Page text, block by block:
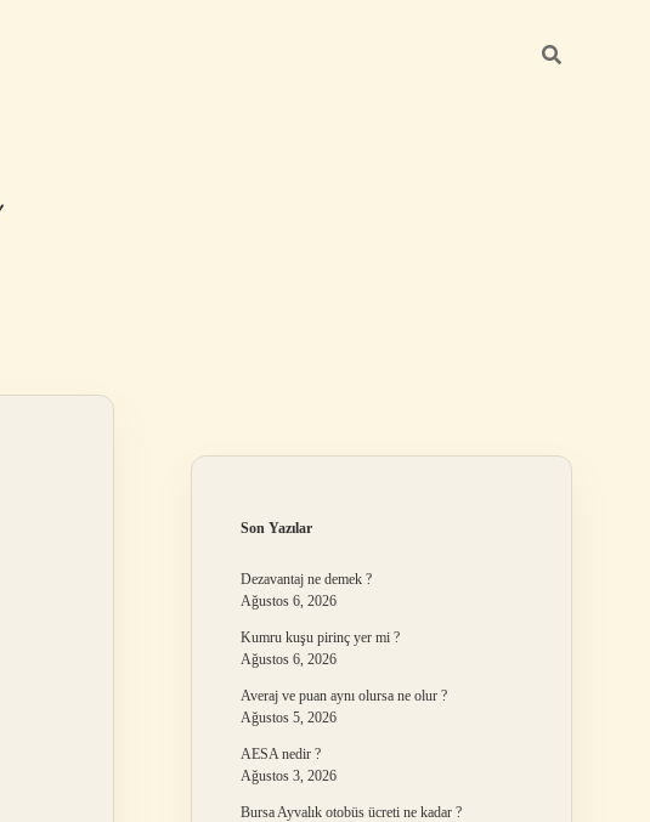
Son Yazılar
Dezavantaj ne demek ?
Ağustos 6, 2026
Kumru kuşu pirinç yer mi ?
Ağustos 6, 2026
Averaj ve puan aynı olursa ne olur ?
Ağustos 5, 2026
AESA nedir ?
Ağustos 3, 2026
Bursa Ayvalık otobüs ücreti ne kadar ?